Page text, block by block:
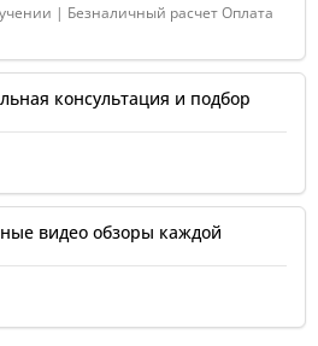
| Безналичный расчет Оплата
консультация и подбор
видео обзоры каждой